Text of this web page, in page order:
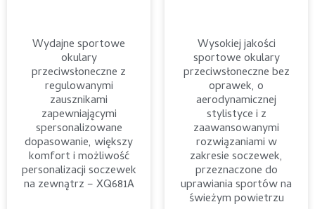
Wydajne sportowe
okulary
przeciwsłoneczne z
regulowanymi
zausznikami
zapewniającymi
spersonalizowane
dopasowanie, większy
komfort i możliwość
personalizacji soczewek
na zewnątrz – XQ681A
Wysokiej jakości
sportowe okulary
przeciwsłoneczne bez
oprawek, o
aerodynamicznej
stylistyce i z
zaawansowanymi
rozwiązaniami w
zakresie soczewek,
przeznaczone do
uprawiania sportów na
świeżym powietrzu